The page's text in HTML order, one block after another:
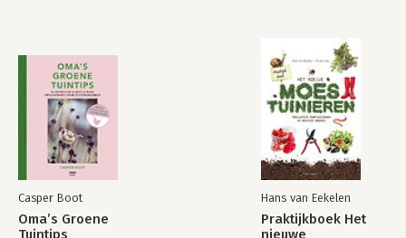
Casper Boot
Oma’s Groene
Tuintips
Hans van Eekelen
Praktijkboek Het
nieuwe